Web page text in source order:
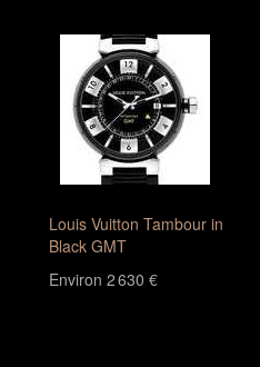
Louis Vuitton Tambour in
Black GMT
Environ 2 630 €